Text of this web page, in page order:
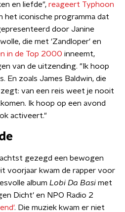
en liefde", reageert Typhoon
het iconische programma dat
door Janine
die met 'Zandloper' en
in de Top 2000 inneemt,
van de uitzending. "Ik hoop
En zoals James Baldwin, die
van een reis weet je nooit
Ik hoop op een avond
activeert."
gezegd een bewogen
voorjaar kwam de rapper voor
album Lobi Da Basi met
Dicht' en NPO Radio 2
. Die muziek kwam er niet